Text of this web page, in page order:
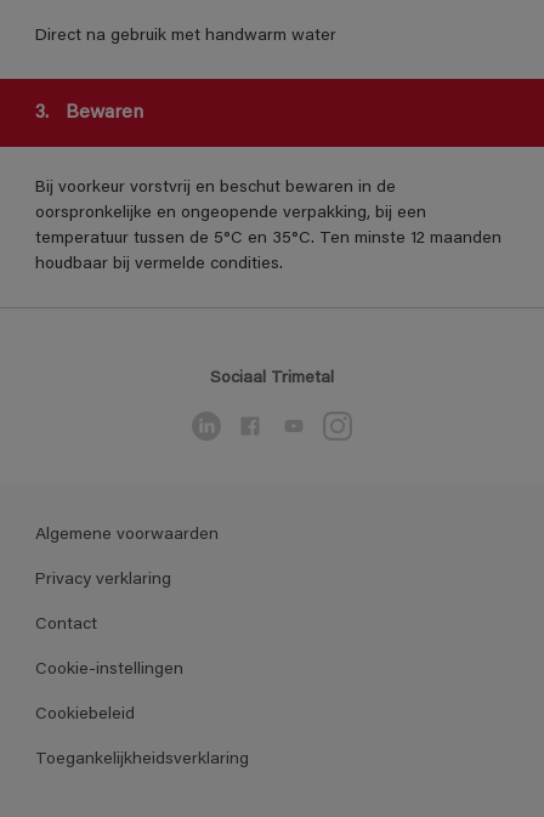
Direct na gebruik met handwarm water
3. Bewaren
Bij voorkeur vorstvrij en beschut bewaren in de
oorspronkelijke en ongeopende verpakking, bij een
temperatuur tussen de 5°C en 35°C. Ten minste 12 maanden
houdbaar bij vermelde condities.
Sociaal Trimetal
Algemene voorwaarden
Privacy verklaring
Contact
Cookie-instellingen
Cookiebeleid
Toegankelijkheidsverklaring